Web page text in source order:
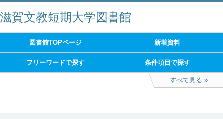
滋賀文教短期大学図書館
図書館TOPページ 新着資料
フリーワードで探す 条件項目で探す
すべて見る